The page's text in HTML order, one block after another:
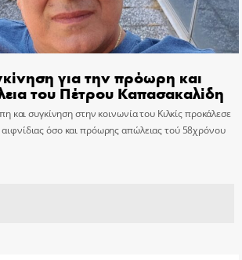
για την πρόωρη και
του Πέτρου Καπασακαλίδη
και συγκίνηση στην κοινωνία του Κιλκίς προκάλεσε
όσο και πρόωρης απώλειας τού 58χρόνου